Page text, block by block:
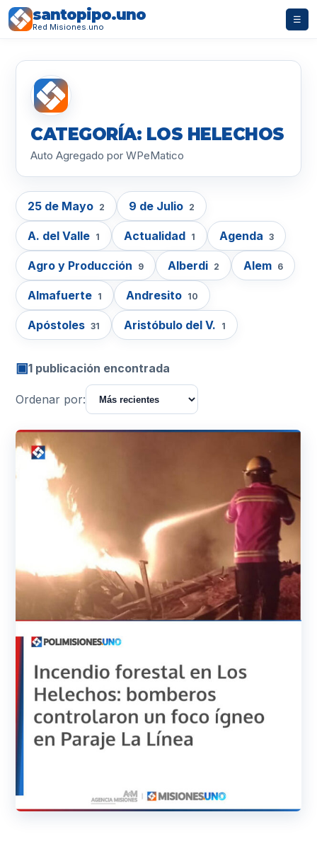
santopipo.uno
Red Misiones.uno
☰
CATEGORÍA: LOS HELECHOS
Auto Agregado por WPeMatico
25 de Mayo 2 9 de Julio 2
A. del Valle 1 Actualidad 1 Agenda 3
Agro y Producción 9 Alberdi 2 Alem 6
Almafuerte 1 Andresito 10
Apóstoles 31 Aristóbulo del V. 1
▣1 publicación encontrada
Ordenar por: